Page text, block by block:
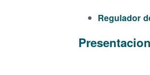
Regulador